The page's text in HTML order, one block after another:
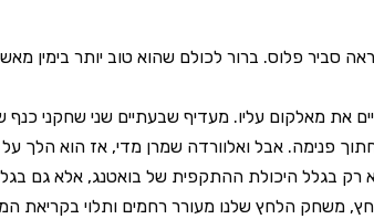
סביר פלוס. ברור לכולם שהוא טוב יותר בימין
את מאלקום עליו. מעדיף שבעתיים שני שחקני
פנימה. אבל ואלוורדה שמרן מדי, אז הוא הלך
רק בגלל היכולת ההתקפית של בואטנג, אלא גם
משחק הלחץ שלנו מעורר רחמים ותלוי בקריאת